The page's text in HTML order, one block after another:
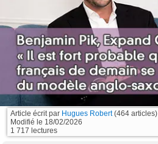
Article écrit par Hugues Robert(464 articles)
Modifié le 18/02/2026
1 717 lectures